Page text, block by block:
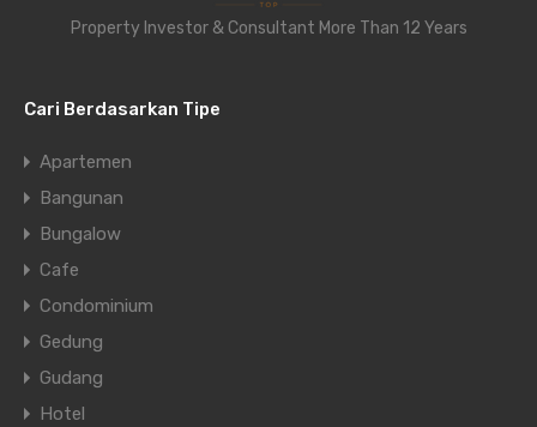
Property Investor & Consultant More Than 12 Years
Cari Berdasarkan Tipe
Apartemen
Bangunan
Bungalow
Cafe
Condominium
Gedung
Gudang
Hotel